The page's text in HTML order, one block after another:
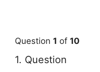
Question 1 of 10
1. Question